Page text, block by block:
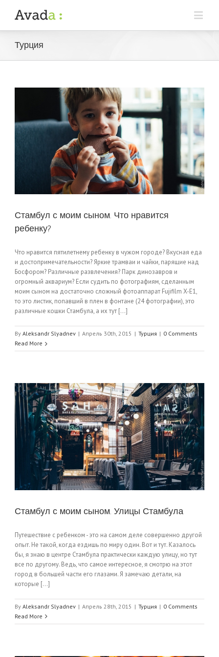
Турция
Стамбул с моим сыном. Что нравится
ребенку?
Что нравится пятилетнему ребенку в чужом городе? Вкусная еда
и достопримечательности? Яркие трамваи и чайки, парящие над
Босфором? Различные развлечения? Парк динозавров и
огромный аквариум? Если судить по фотографиям, сделанным
моим сыном на достаточно сложный фотоаппарат Fujifilm X-E1,
то это листик, попавший в плен в фонтане (24 фотографии), это
различные кошки Стамбула, а их тут [...]
By Aleksandr Slyadnev | Апрель 30th, 2015 | Турция | 0 Comments
Read More
Стамбул с моим сыном. Улицы Стамбула
Путешествие с ребенком - это на самом деле совершенно другой
опыт. Не такой, когда ездишь по миру один. Вот и тут. Казалось
бы, я знаю в центре Стамбула практически каждую улицу, но тут
все по другому. Ведь, что самое интересное, я смотрю на этот
город в большей части его глазами. Я замечаю детали, на
которые [...]
By Aleksandr Slyadnev | Апрель 28th, 2015 | Турция | 0 Comments
Read More